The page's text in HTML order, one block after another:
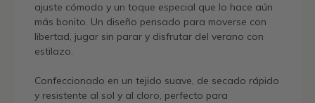
ajuste cómodo y un toque especial que lo hace aún
más bonito. Un diseño pensado para moverse con
libertad, jugar sin parar y disfrutar del verano con
estilazo.
Confeccionado en un tejido suave, de secado rápido
y resistente al sol y al cloro, perfecto para